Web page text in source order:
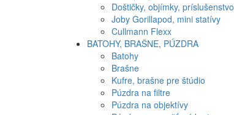
Doštičky, objímky, príslušenstvo
Joby Gorillapod, mini statívy
Cullmann Flexx
BATOHY, BRAŠNE, PÚZDRA
Batohy
Brašne
Kufre, brašne pre štúdio
Púzdra na filtre
Púzdra na objektívy